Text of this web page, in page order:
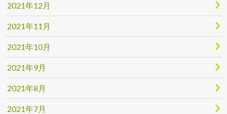
2021年12月
2021年11月
2021年10月
2021年9月
2021年8月
2021年7月